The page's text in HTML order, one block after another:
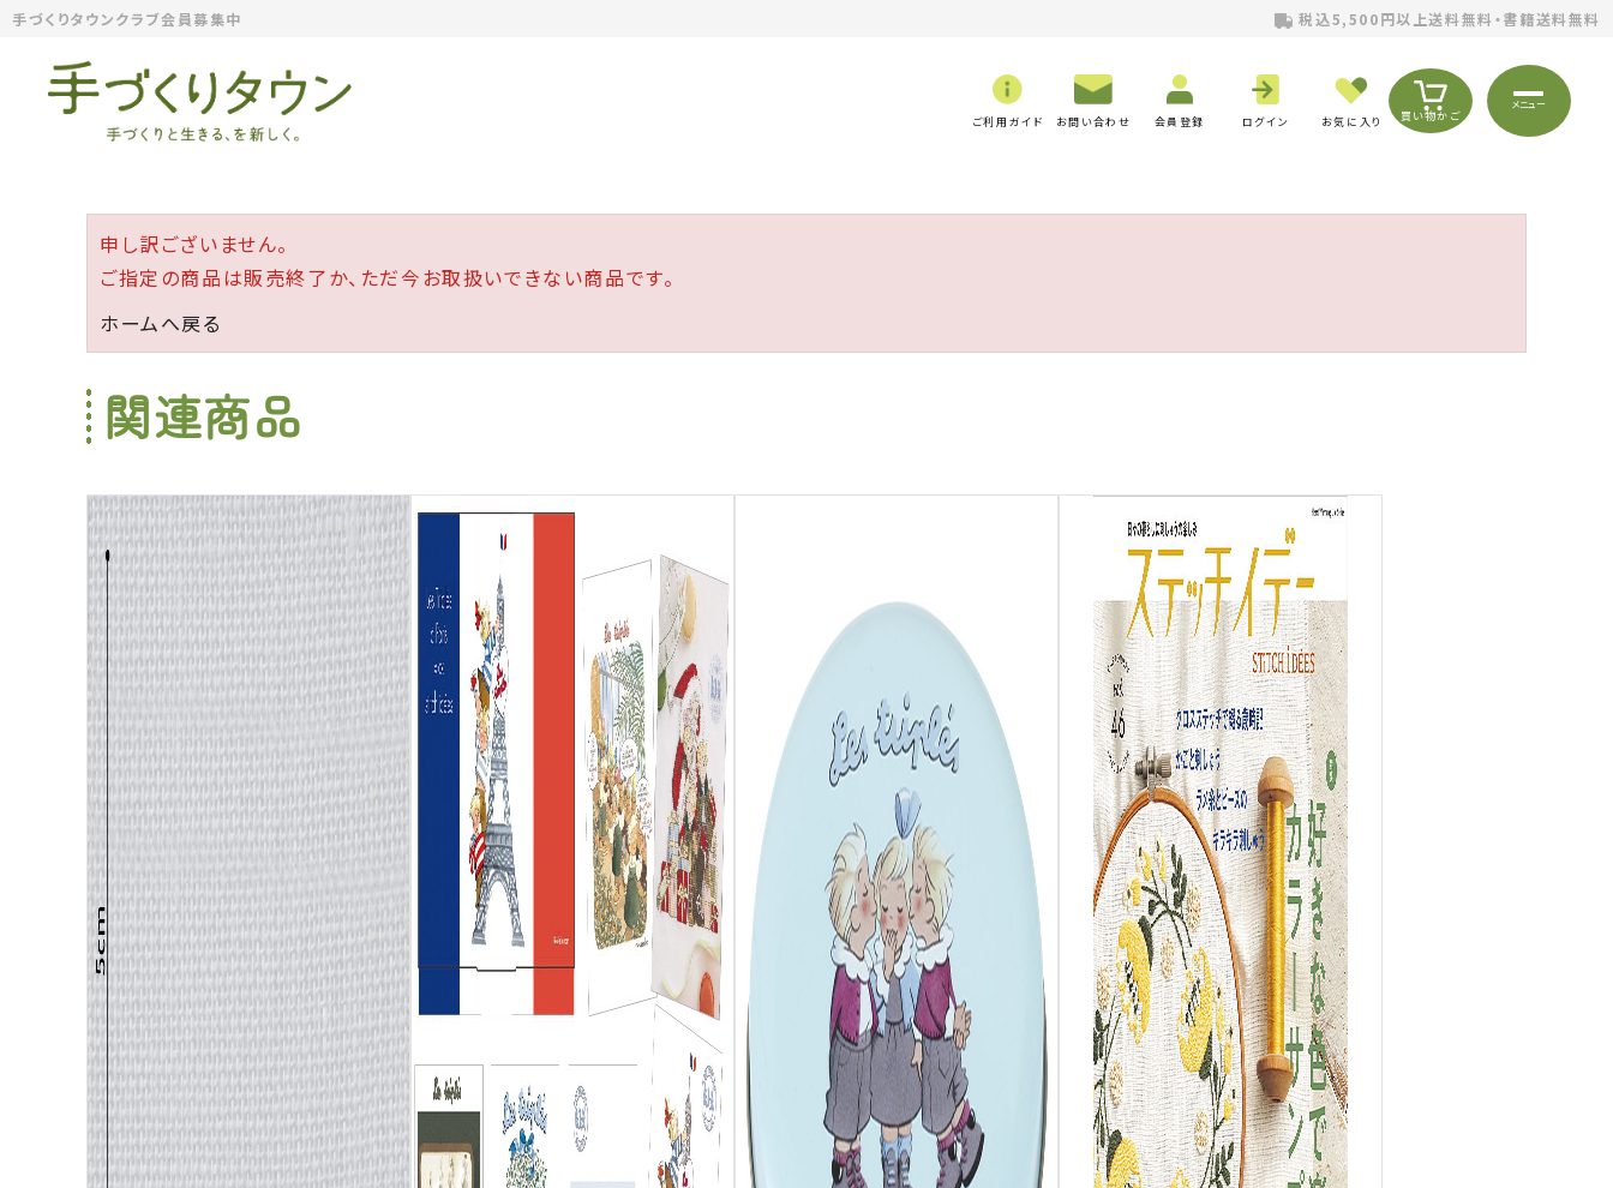
手づくりタウンクラブ会員募集中 税込5,500円以上送料無料・書籍送料無料
ご利用ガイド お問い合わせ 会員登録 ログイン お気に入り 買い物かご
メニュー
申し訳ございません。
ご指定の商品は販売終了か、ただ今お取扱いできない商品です。
ホームへ戻る
関連商品